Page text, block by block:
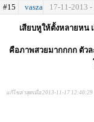
#15 vasza 17-11-2013
เสียบหูให้ตั้งหลายหน
คือภาพสวยมากกกก ตัว
แก้ไขล่าสุดเมื่อ 2013-11-17 12:40:29